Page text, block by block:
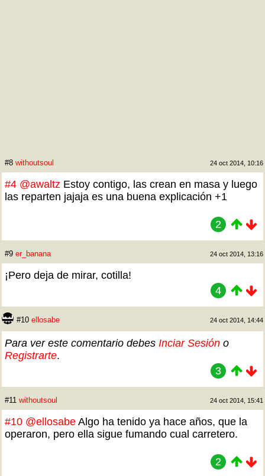
#8 withoutsoul 24 oct 2014, 10:16
#4 @awaltz Estoy contigo, las crean en masa y luego
las reparten jajaja es una buena explicación +1
2
#9 er_banana 24 oct 2014, 13:16
¡Pero deja de mirar, cotilla!
4
#10 ellosabe 24 oct 2014, 14:44
Para ver este comentario debes Inciar Sesión o
Registrarte.
3
#11 withoutsoul 24 oct 2014, 15:41
#10 @ellosabe Algo ha tenido ya hace años, que la
operaron, pero ella sigue fumando cual carretero.
2